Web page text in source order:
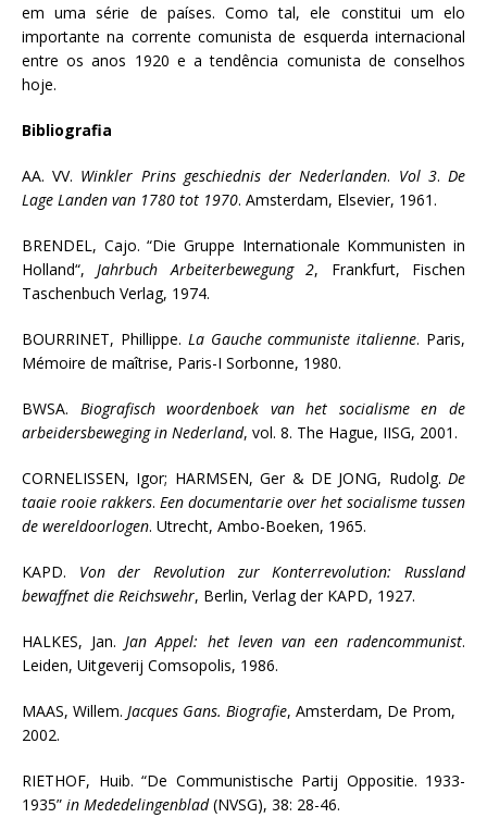
em uma série de países. Como tal, ele constitui um elo
importante na corrente comunista de esquerda internacional
entre os anos 1920 e a tendência comunista de conselhos
hoje.
Bibliografia
AA. VV. Winkler Prins geschiednis der Nederlanden. Vol 3. De
Lage Landen van 1780 tot 1970. Amsterdam, Elsevier, 1961.
BRENDEL, Cajo. “Die Gruppe Internationale Kommunisten in
Holland“, Jahrbuch Arbeiterbewegung 2, Frankfurt, Fischen
Taschenbuch Verlag, 1974.
BOURRINET, Phillippe. La Gauche communiste italienne. Paris,
Mémoire de maîtrise, Paris-I Sorbonne, 1980.
BWSA. Biografisch woordenboek van het socialisme en de
arbeidersbeweging in Nederland, vol. 8. The Hague, IISG, 2001.
CORNELISSEN, Igor; HARMSEN, Ger & DE JONG, Rudolg. De
taaie rooie rakkers. Een documentarie over het socialisme tussen
de wereldoorlogen. Utrecht, Ambo-Boeken, 1965.
KAPD. Von der Revolution zur Konterrevolution: Russland
bewaffnet die Reichswehr, Berlin, Verlag der KAPD, 1927.
HALKES, Jan. Jan Appel: het leven van een radencommunist.
Leiden, Uitgeverij Comsopolis, 1986.
MAAS, Willem. Jacques Gans. Biografie, Amsterdam, De Prom,
2002.
RIETHOF, Huib. “De Communistische Partij Oppositie. 1933-
1935” in Mededelingenblad(NVSG), 38: 28-46.